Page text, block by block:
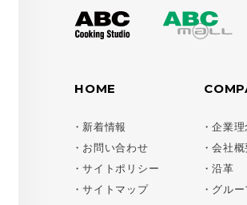
HOME
新着情報
お問い合わせ
サイトポリシー
サイトマップ
企業理
会社概
沿革
グル